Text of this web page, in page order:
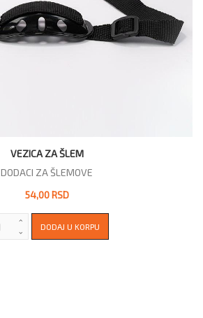
VEZICA ZA ŠLEM
DODACI ZA ŠLEMOVE
54,00 RSD